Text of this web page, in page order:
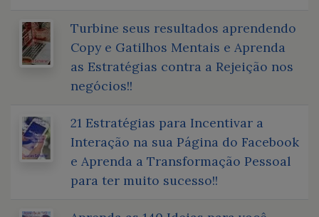
Turbine seus resultados aprendendo
Copy e Gatilhos Mentais e Aprenda
as Estratégias contra a Rejeição nos
negócios!!
21 Estratégias para Incentivar a
Interação na sua Página do Facebook
e Aprenda a Transformação Pessoal
para ter muito sucesso!!